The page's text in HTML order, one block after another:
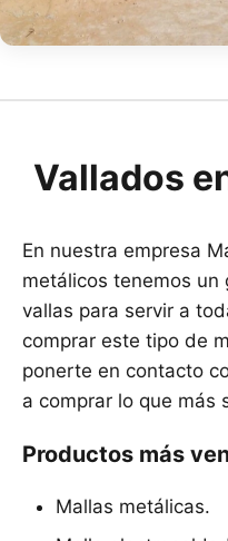
Vallados
En nuestra empresa
metálicos tenemos un
vallas para servir a
comprar este tipo de
ponerte en contacto
a comprar lo que más
Productos más
Mallas metálicas.